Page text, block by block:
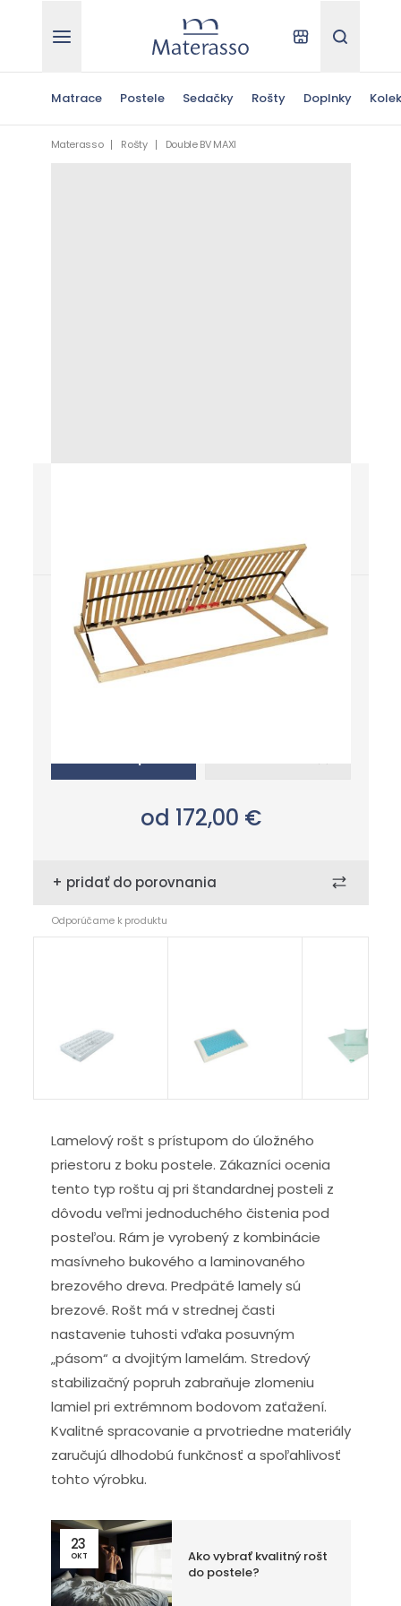
Materasso Kde kúpiťHľadať
Matrace Postele Sedačky Rošty Doplnky
Materasso Rošty Double BV MAXI
Masív Elektrický pohon
Nie
od 172,00 €
+ pridať do porovnania
Odporúčame k produktu
chránič
Carbon
London
Polargel
Aloe Vera
Lamelový rošt s prístupom do úložného
priestoru z boku postele. Zákazníci ocenia
tento typ roštu aj pri štandardnej posteli z
dôvodu veľmi jednoduchého čistenia pod
posteľou. Rám je vyrobený z kombinácie
masívneho bukového a laminovaného
brezového dreva. Predpäté lamely sú
brezové. Rošt má v strednej časti
nastavenie tuhosti vďaka posuvným
„pásom“ a dvojitým lamelám. Stredový
stabilizačný popruh zabraňuje zlomeniu
lamiel pri extrémnom bodovom zaťažení.
Kvalitné spracovanie a prvotriedne materiály
zaručujú dlhodobú funkčnosť a spoľahlivosť
tohto výrobku.
23
OKT
Ako vybrať kvalitný rošt
do postele?